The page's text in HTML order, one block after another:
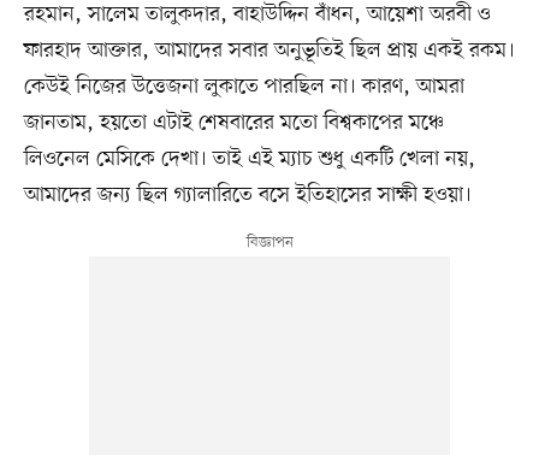
রহমান, সালেম তালুকদার, বাহাউদ্দিন বাঁধন, আয়েশা অরবী ও
ফারহাদ আক্তার, আমাদের সবার অনুভূতিই ছিল প্রায় একই রকম।
কেউই নিজের উত্তেজনা লুকাতে পারছিল না। কারণ, আমরা
জানতাম, হয়তো এটাই শেষবারের মতো বিশ্বকাপের মঞ্চে
লিওনেল মেসিকে দেখা। তাই এই ম্যাচ শুধু একটি খেলা নয়,
আমাদের জন্য ছিল গ্যালারিতে বসে ইতিহাসের সাক্ষী হওয়া।